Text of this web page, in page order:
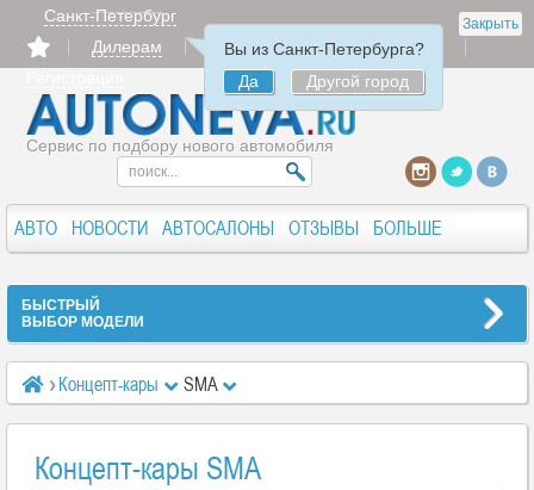
Закрыть
Санкт-Петербург
Вы из Санкт-Петербурга?
Да
Другой город
Дилерам Продать
Авторизация
Сервис по подбору нового автомобиля
АВТО НОВОСТИ АВТОСАЛОНЫ ОТЗЫВЫ БОЛЬШЕ
БЫСТРЫЙ
ВЫБОР МОДЕЛИ
Концепт-кары SMA
Концепт-кары SMA